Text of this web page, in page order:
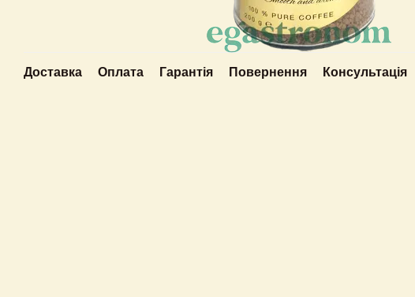
Доставка Оплата Гарантія Повернення Консультація